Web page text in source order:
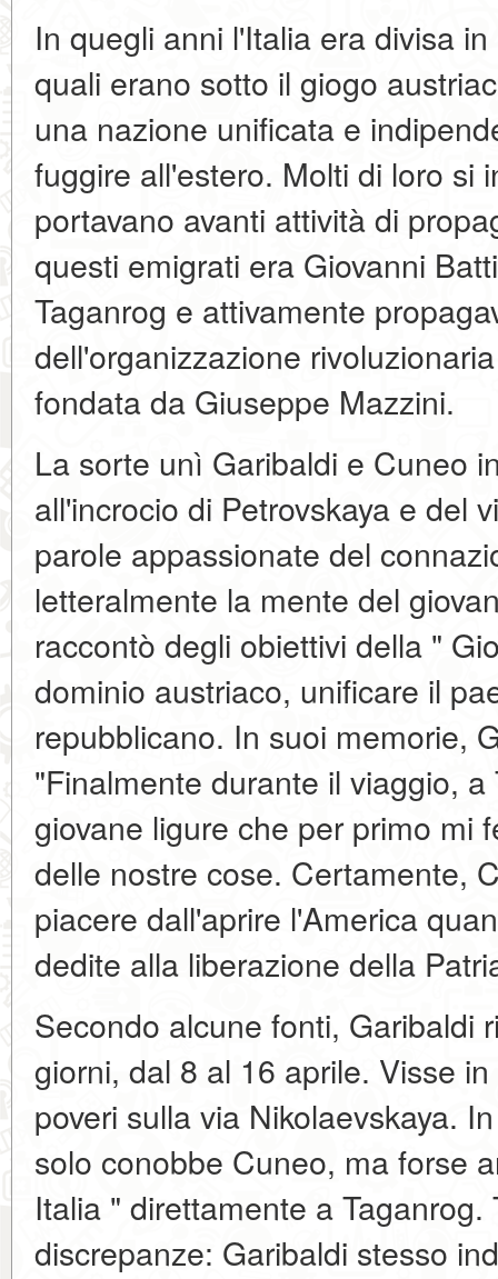
In quegli anni l'Italia era divisa
quali erano sotto il giogo
una nazione unificata e
fuggire all'estero. Molti di loro si
portavano avanti attività di
questi emigrati era Giovanni
Taganrog e attivamente
dell'organizzazione
fondata da Giuseppe Mazzini.
La sorte unì Garibaldi e Cuneo
all'incrocio di Petrovskaya e del
parole appassionate del
letteralmente la mente del
raccontò degli obiettivi della "
dominio austriaco, unificare il
repubblicano. In suoi memorie,
"Finalmente durante il viaggio,
giovane ligure che per primo mi
delle nostre cose. Certamente,
piacere dall'aprire l'America
dedite alla liberazione della
Secondo alcune fonti, Garibaldi
giorni, dal 8 al 16 aprile. Visse
poveri sulla via Nikolaevskaya.
solo conobbe Cuneo, ma forse
Italia " direttamente a
discrepanze: Garibaldi stesso